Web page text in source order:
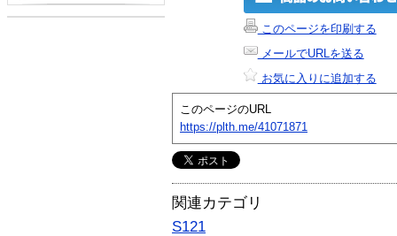
このページを印刷する
メールでURLを送る
お気に入りに追加する
このページのURL
https://plth.me/41071871
関連カテゴリ
S121